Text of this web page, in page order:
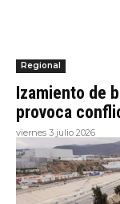
Regional
Izamiento de
provoca
viernes 3 julio 2026